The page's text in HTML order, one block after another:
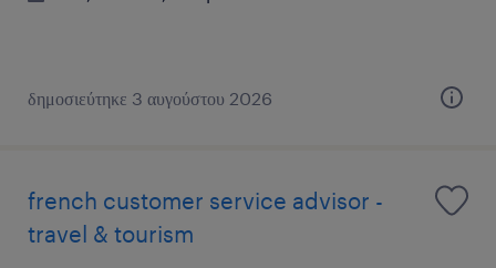
δημοσιεύτηκε 3 αυγούστου 2026
french customer service advisor -
travel & tourism